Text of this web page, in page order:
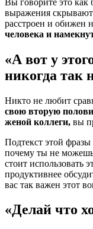
выражения
расстроен и обижен
человека и
«А вот у
никогда так
Никто не любит
свою вторую
женой коллеги, вы
Подтекст этой фразы
почему ты не
стоит использовать
продуктивнее
вас так важен этот
«Делай что